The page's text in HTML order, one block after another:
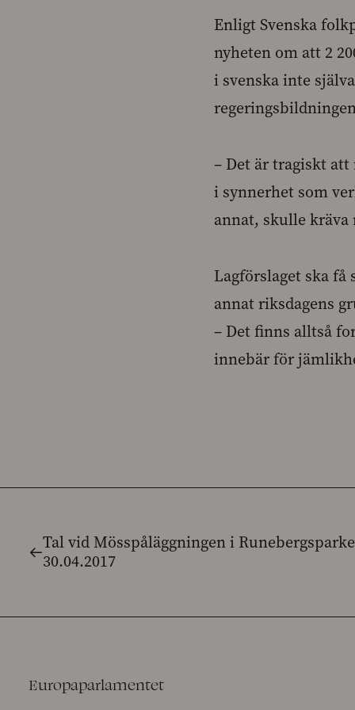
Enligt Svenska
nyheten om att 2
i svenska inte
– Det är tragiskt
i synnerhet som
annat, skulle kräva
Lagförslaget ska
annat riksdagens
– Det finns alltså
innebär för
Tal vid Mösspåläggningen i
30.04.2017
Europaparlamentet